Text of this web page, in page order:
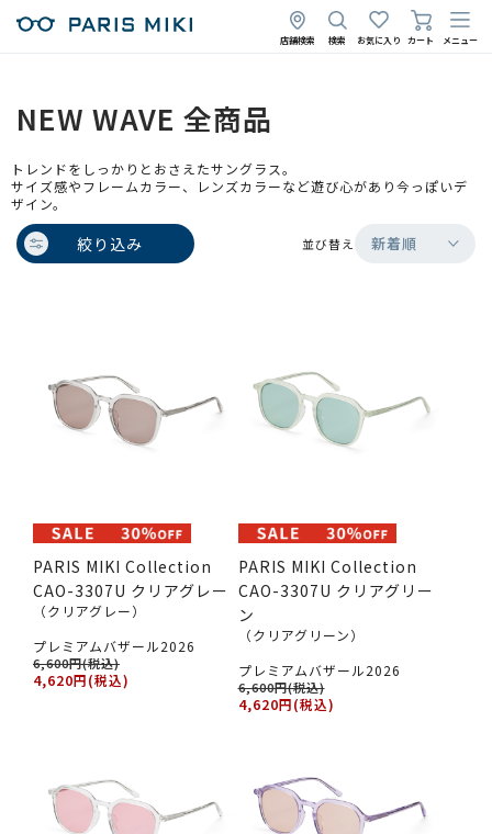
店舗検索 検索 お気に入り カート メニュー
NEW WAVE 全商品
トレンドをしっかりとおさえたサングラス。
サイズ感やフレームカラー、レンズカラーなど遊び心があり今っぽいデ
ザイン。
絞り込み 並び替え 新着順
PARIS MIKI Collection
CAO-3307U クリアグレー
（クリアグレー）
プレミアムバザール2026
6,600円(税込)
4,620円(税込)
PARIS MIKI Collection
CAO-3307U クリアグリー
ン
（クリアグリーン）
プレミアムバザール2026
6,600円(税込)
4,620円(税込)